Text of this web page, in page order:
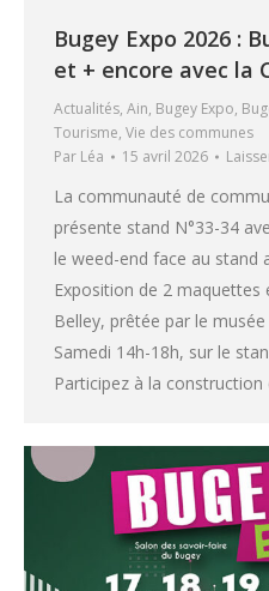
Bugey Expo 2026 :
et + encore avec la
Actualités, Ain, Bugey Expo,
Tourisme, Vie des communes
Par Léa 15 avril 2026
La communauté de
présente stand N°33-34
le weed-end face au stand
Exposition de 2
Belley, prêtée par le
Samedi 14h-18h, sur le
Participez à la